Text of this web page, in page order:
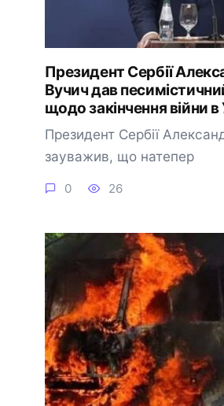
Президент Сербії
Вучич дав
щодо закінчення війни в
Президент Сербії
зауважив, що натепер
0 26